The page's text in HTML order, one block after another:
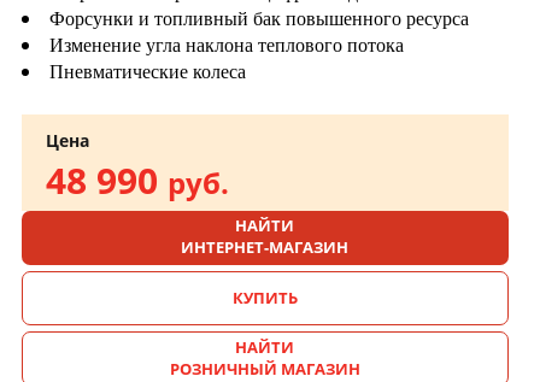
Форсунки и топливный бак повышенного ресурса
Изменение угла наклона теплового потока
Пневматические колеса
Цена
48 990 руб.
НАЙТИ
ИНТЕРНЕТ-МАГАЗИН
КУПИТЬ
НАЙТИ
РОЗНИЧНЫЙ МАГАЗИН